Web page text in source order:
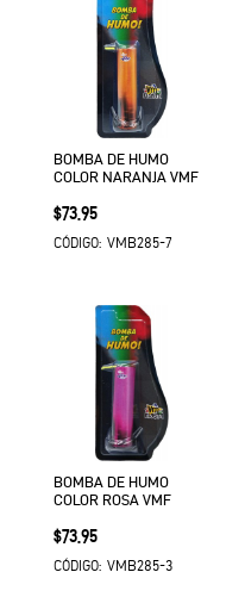
BOMBA DE HUMO
COLOR NARANJA VMF
Precio
$73.95
CÓDIGO: VMB285-7
BOMBA DE HUMO
COLOR ROSA VMF
Precio
$73.95
CÓDIGO: VMB285-3